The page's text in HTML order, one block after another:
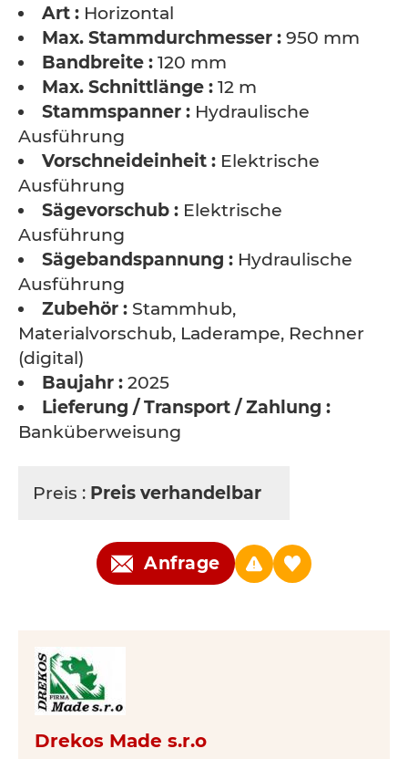
Art : Horizontal
Max. Stammdurchmesser : 950 mm
Bandbreite : 120 mm
Max. Schnittlänge : 12 m
Stammspanner : Hydraulische
Ausführung
Vorschneideinheit : Elektrische
Ausführung
Sägevorschub : Elektrische
Ausführung
Sägebandspannung : Hydraulische
Ausführung
Zubehör : Stammhub,
Materialvorschub, Laderampe, Rechner
(digital)
Baujahr : 2025
Lieferung / Transport / Zahlung :
Banküberweisung
Preis : Preis verhandelbar
Anfrage
Drekos Made s.r.o